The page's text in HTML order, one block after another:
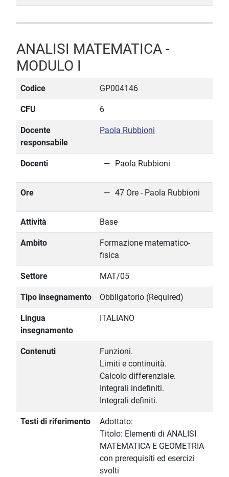
ANALISI MATEMATICA -
MODULO I
Codice GP004146
CFU 6
Docente
responsabile
Paola Rubbioni
Docenti Paola Rubbioni
Ore 47 Ore - Paola Rubbioni
Attività Base
Ambito
Formazione matematico-
fisica
Settore MAT/05
Tipo insegnamento Obbligatorio (Required)
Lingua
insegnamento
ITALIANO
Contenuti
Funzioni.
Limiti e continuità.
Calcolo differenziale.
Integrali indefiniti.
Integrali definiti.
Testi di riferimento
Adottato:
Titolo: Elementi di ANALISI
MATEMATICA E GEOMETRIA
con prerequisiti ed esercizi
svolti